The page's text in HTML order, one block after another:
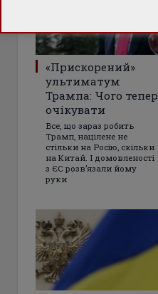
«Прискорений»
ультиматум
Трампа: Чого тепер
очікувати
Все, що зараз робить
Трамп, націлене не
стільки на Росію, скільки
на Китай. І домовленості
з ЄС розвʼязали йому
руки